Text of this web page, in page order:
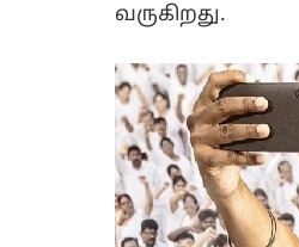
வருகிறது.